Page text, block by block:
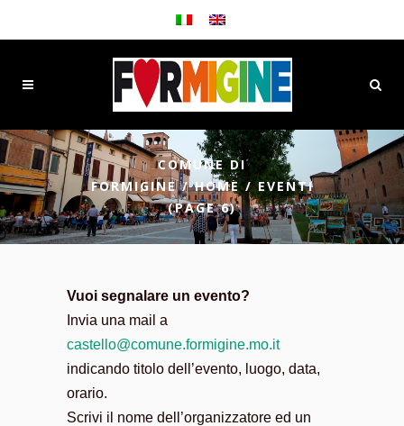
COMUNE DI
FORMIGINE/HOME/EVENTI
(PAGE 6)
Vuoi segnalare un evento?
Invia una mail a
castello@comune.formigine.mo.it
indicando titolo dell’evento, luogo, data,
orario.
Scrivi il nome dell’organizzatore ed un